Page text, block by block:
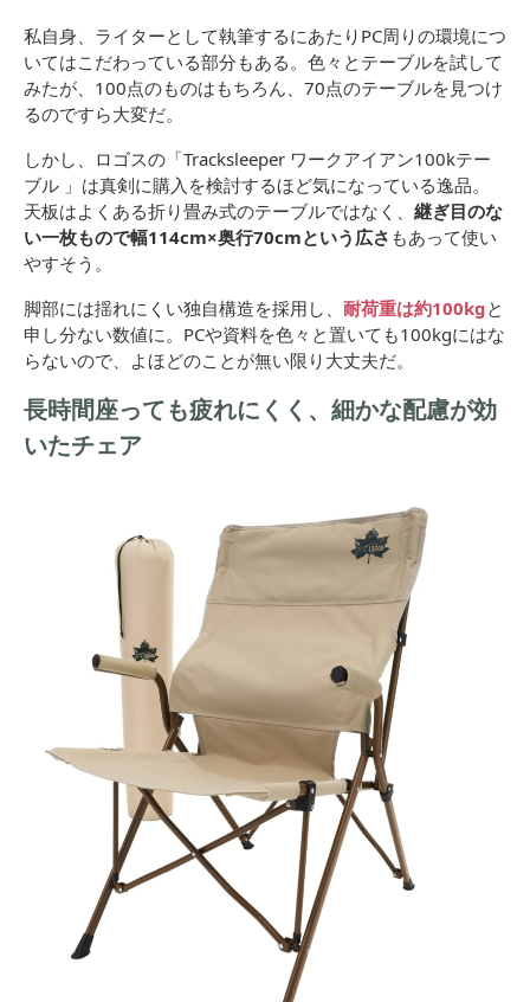
私自身、ライターとして執筆するにあたりPC周りの環境につ
いてはこだわっている部分もある。色々とテーブルを試して
みたが、100点のものはもちろん、70点のテーブルを見つけ
るのですら大変だ。
しかし、ロゴスの「Tracksleeper ワークアイアン100kテー
ブル 」は真剣に購入を検討するほど気になっている逸品。
天板はよくある折り畳み式のテーブルではなく、 継ぎ目のな
い一枚もので幅114cm×奥行70cmという広さ もあって使い
やすそう。
脚部には揺れにくい独自構造を採用し、 耐荷重は約100kgと
申し分ない数値に。PCや資料を色々と置いても100kgにはな
らないので、よほどのことが無い限り大丈夫だ。
長時間座っても疲れにくく、細かな配慮が効
いたチェア